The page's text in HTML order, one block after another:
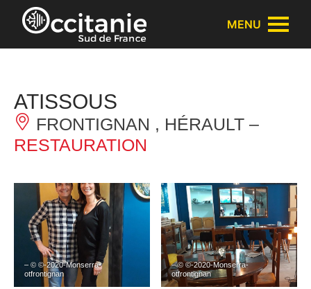
Panneau de gestion des cookies
MENU
ATISSOUS
FRONTIGNAN , HÉRAULT –
RESTAURATION
– © ©-2020-Monserra-
otfrontignan
– © ©-2020-Monserra-
otfrontignan